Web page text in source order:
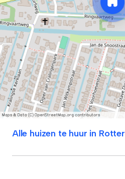
Alle huizen te huur in